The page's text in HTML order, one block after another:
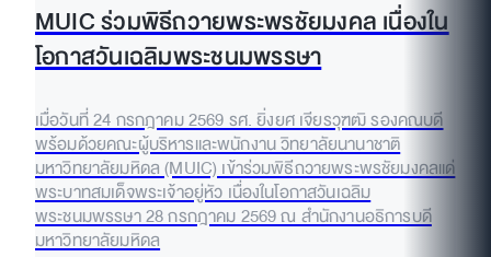
MUIC ร่วมพิธีถวายพระพรชัยมงคล เนื่องใน
โอกาสวันเฉลิมพระชนมพรรษา
เมื่อวันที่ 24 กรกฎาคม 2569 รศ. ยิ่งยศ เจียรวุฑฒิ รองคณบดี
พร้อมด้วยคณะผู้บริหารและพนักงาน วิทยาลัยนานาชาติ
มหาวิทยาลัยมหิดล (MUIC) เข้าร่วมพิธีถวายพระพรชัยมงคลแด่
พระบาทสมเด็จพระเจ้าอยู่หัว เนื่องในโอกาสวันเฉลิม
พระชนมพรรษา 28 กรกฎาคม 2569 ณ สำนักงานอธิการบดี
มหาวิทยาลัยมหิดล